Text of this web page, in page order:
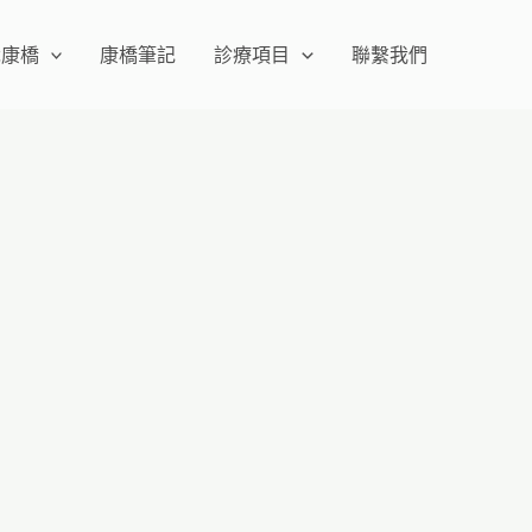
橋 康橋筆記 診療項目 聯繫我們